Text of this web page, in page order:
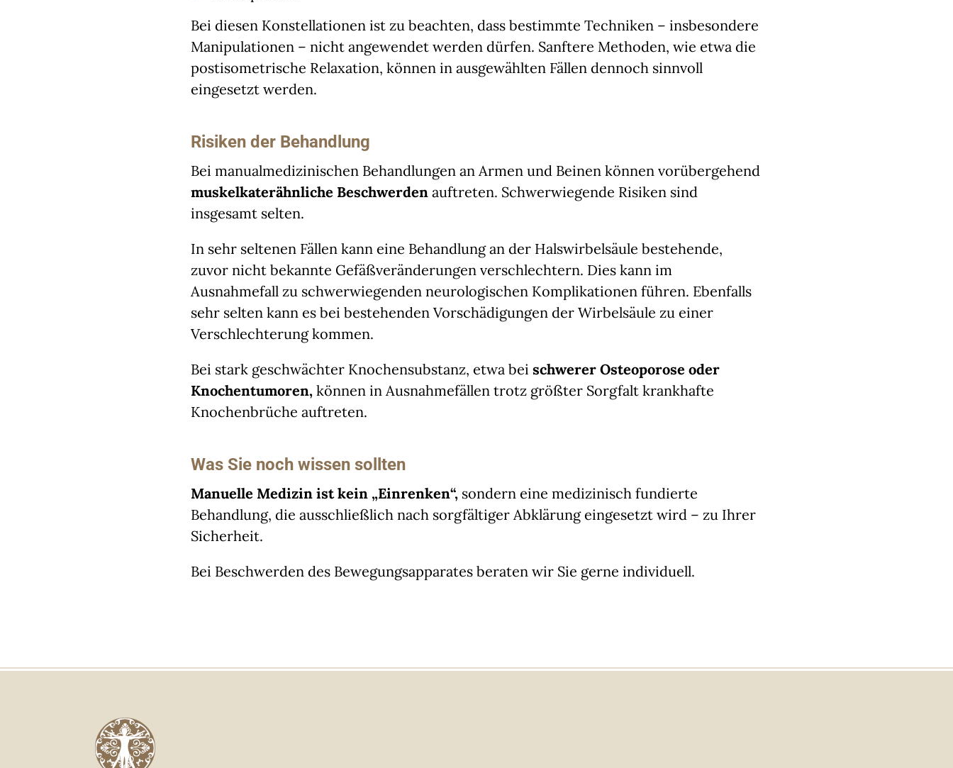
​Bei diesen Konstellationen ist zu beachten, dass bestimmte Techniken – insbesondere
Manipulationen – nicht angewendet werden dürfen. Sanftere Methoden, wie etwa die
postisometrische Relaxation, können in ausgewählten Fällen dennoch sinnvoll
eingesetzt werden.
Risiken der Behandlung
Bei manualmedizinischen Behandlungen an Armen und Beinen können vorübergehend
muskelkaterähnliche Beschwerdenauftreten. Schwerwiegende Risiken sind
insgesamt selten.
In sehr seltenen Fällen kann eine Behandlung an der Halswirbelsäule bestehende,
zuvor nicht bekannte Gefäßveränderungen verschlechtern. Dies kann im
Ausnahmefall zu schwerwiegenden neurologischen Komplikationen führen. Ebenfalls
sehr selten kann es bei bestehenden Vorschädigungen der Wirbelsäule zu einer
Verschlechterung kommen.
Bei stark geschwächter Knochensubstanz, etwa bei schwerer Osteoporose oder
Knochentumoren,können in Ausnahmefällen trotz größter Sorgfalt krankhafte
Knochenbrüche auftreten.
Was Sie noch wissen sollten
Manuelle Medizin ist kein „Einrenken“,sondern eine medizinisch fundierte
Behandlung, die ausschließlich nach sorgfältiger Abklärung eingesetzt wird – zu Ihrer
Sicherheit.
Bei Beschwerden des Bewegungsapparates beraten wir Sie gerne individuell.